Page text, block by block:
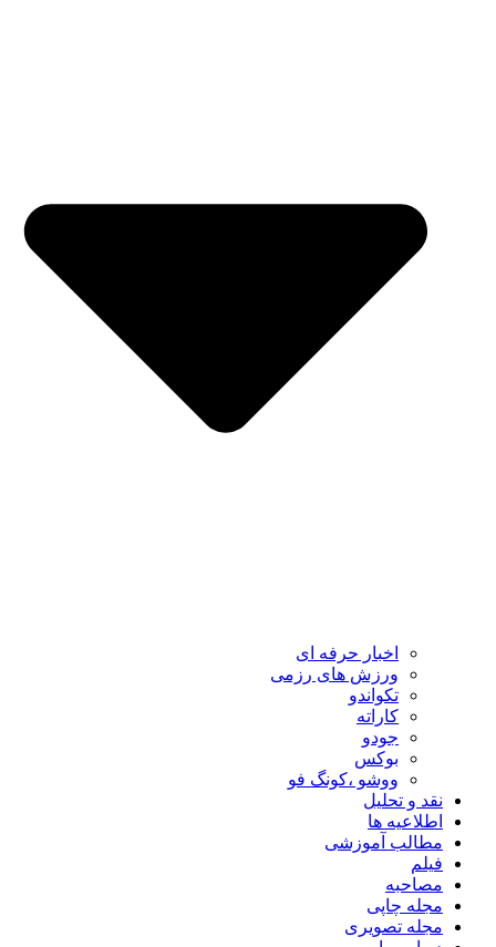
اخبار حرفه ای
ورزش های رزمی
تکواندو
کاراته
جودو
بوکس
ووشو ،کونگ فو
نقد و تحلیل
اطلاعیه ها
مطالب آموزشی
فیلم
مصاحبه
مجله چاپی
مجله تصویری